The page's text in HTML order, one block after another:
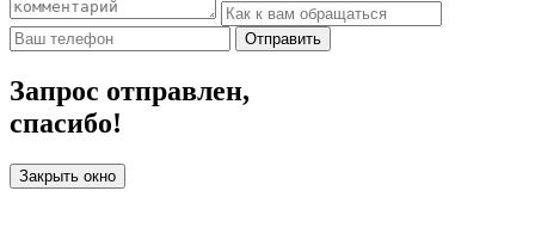
Отправить
Запрос отправлен,
спасибо!
Закрыть окно